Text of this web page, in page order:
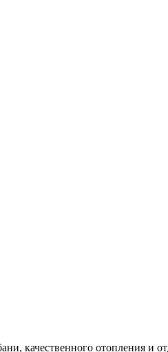
качественного отопления и